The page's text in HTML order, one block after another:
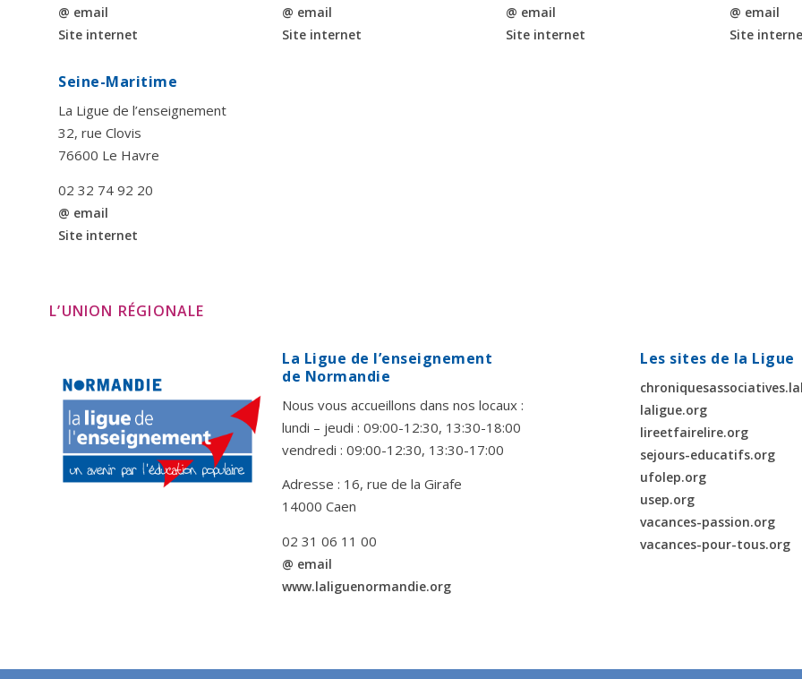
@ email
Site internet
@ email
Site internet
@ email
Site internet
@ email
Site
Seine-Maritime
La Ligue de l’enseignement
32, rue Clovis
76600 Le Havre
02 32 74 92 20
@ email
Site internet
L’UNION RÉGIONALE
La Ligue de l’enseignement
de Normandie
Nous vous accueillons dans nos locaux :
lundi – jeudi : 09:00-12:30, 13:30-18:00
vendredi : 09:00-12:30, 13:30-17:00
Adresse : 16, rue de la Girafe
14000 Caen
02 31 06 11 00
@ email
www.laliguenormandie.org
Les sites de la Ligue
laligue.org
lireetfairelire.org
sejours-educatifs.org
ufolep.org
usep.org
vacances-passion.org
vacances-pour-tous.org